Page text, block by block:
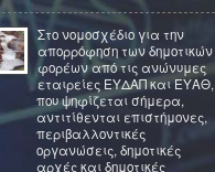
Στο νομοσχέδιο για την
απορρόφηση των δημοτικών
φορέων από τις ανώνυμες
εταιρείες ΕΥΔΑΠ και ΕΥΑΘ,
που ψηφίζεται σήμερα,
αντιτίθενται επιστήμονες,
περιβαλλοντικές
οργανώσεις, δημοτικές
αρχές και δημοτικές